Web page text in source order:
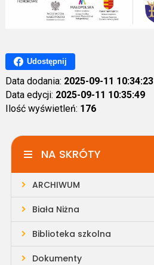
Udostępnij
Data dodania: 2025-09-11 10:34:23
Data edycji: 2025-09-11 10:35:49
Ilość wyświetleń: 176
NA SKRÓTY
ARCHIWUM
Biała Niżna
Biblioteka szkolna
Dokumenty